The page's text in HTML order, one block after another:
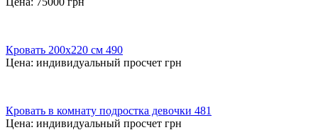
Кровать 200х220 см 490
Цена: индивидуальный просчет грн
Кровать в комнату подростка девочки 481
Цена: индивидуальный просчет грн